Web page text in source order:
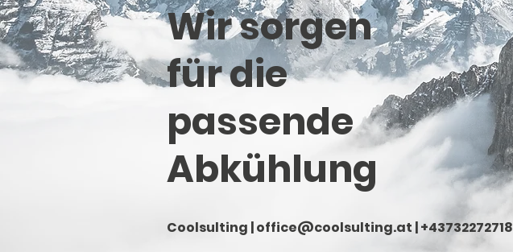
Wir sorgen
für die
passende
Abkühlung
Coolsulting |office@coolsulting.at | +43732272718